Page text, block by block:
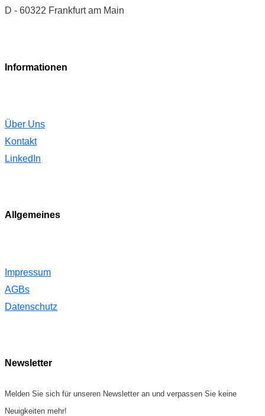
D - 60322 Frankfurt am Main
Informationen
Über Uns
Kontakt
LinkedIn
Allgemeines
Impressum
AGBs
Datenschutz
Newsletter
Melden Sie sich für unseren Newsletter an und verpassen Sie keine
Neuigkeiten mehr!